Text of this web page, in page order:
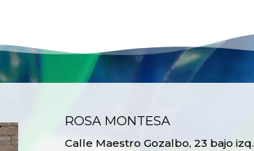
ROSA MONTESA
Calle Maestro Gozalbo, 23 bajo izq.